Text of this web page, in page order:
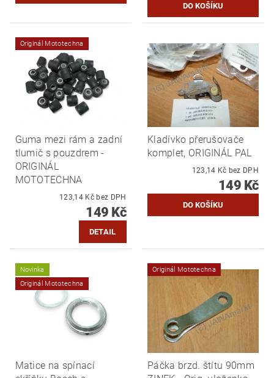
Originál Mototechna
Guma mezi rám a zadní
tlumič s pouzdrem -
ORIGINÁL
MOTOTECHNA
123,14 Kč bez DPH
149 Kč
DETAIL
Kladívko přerušovače
komplet, ORIGINÁL PAL
123,14 Kč bez DPH
149 Kč
Novinka
Originál Mototechna
Matice na spínací
Originál Mototechna
Páčka brzd. štítu 90mm